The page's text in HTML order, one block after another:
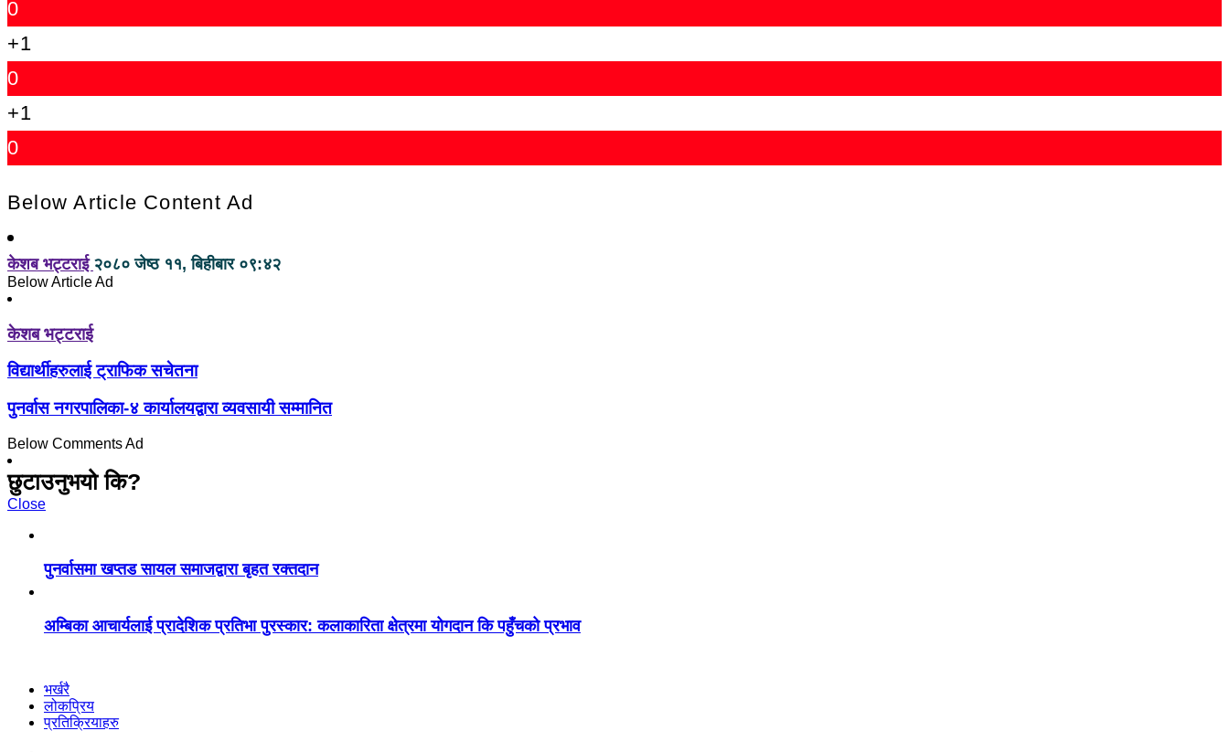
0
+1
0
+1
0
Below Article Content Ad
केशब भट्टराई २०८० जेष्ठ ११, बिहीबार ०९:४२
Below Article Ad
केशब भट्टराई
विद्यार्थीहरुलाई ट्राफिक सचेतना
पुनर्वास नगरपालिका-४ कार्यालयद्वारा व्यवसायी सम्मानित
Below Comments Ad
छुटाउनुभयो कि?
Close
पुनर्वासमा खप्तड सायल समाजद्वारा बृहत रक्तदान
अम्बिका आचार्यलाई प्रादेशिक प्रतिभा पुरस्कार: कलाकारिता क्षेत्रमा योगदान कि पहुँचको प्रभाव
भर्खरै
लोकप्रिय
प्रतिक्रियाहरु